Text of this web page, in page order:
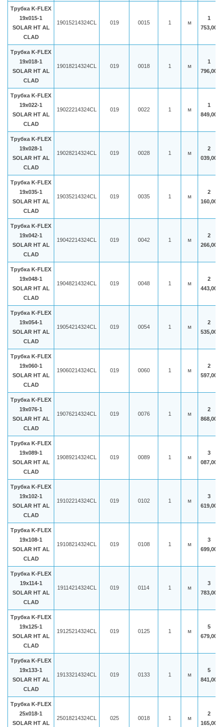
Трубка K-FLEX
19x015-1
SOLAR HT AL
CLAD
19015214324CL 019 0015 1 м
1
753,00
Трубка K-FLEX
19x018-1
SOLAR HT AL
CLAD
19018214324CL 019 0018 1 м
1
796,00
Трубка K-FLEX
19x022-1
SOLAR HT AL
CLAD
19022214324CL 019 0022 1 м
1
849,00
Трубка K-FLEX
19x028-1
SOLAR HT AL
CLAD
19028214324CL 019 0028 1 м
2
039,00
Трубка K-FLEX
19x035-1
SOLAR HT AL
CLAD
19035214324CL 019 0035 1 м
2
160,00
Трубка K-FLEX
19x042-1
SOLAR HT AL
CLAD
19042214324CL 019 0042 1 м
2
266,00
Трубка K-FLEX
19x048-1
SOLAR HT AL
CLAD
19048214324CL 019 0048 1 м
2
443,00
Трубка K-FLEX
19x054-1
SOLAR HT AL
CLAD
19054214324CL 019 0054 1 м
2
535,00
Трубка K-FLEX
19x060-1
SOLAR HT AL
CLAD
19060214324CL 019 0060 1 м
2
597,00
Трубка K-FLEX
19x076-1
SOLAR HT AL
CLAD
19076214324CL 019 0076 1 м
2
868,00
Трубка K-FLEX
19x089-1
SOLAR HT AL
CLAD
19089214324CL 019 0089 1 м
3
087,00
Трубка K-FLEX
19x102-1
SOLAR HT AL
CLAD
19102214324CL 019 0102 1 м
3
619,00
Трубка K-FLEX
19x108-1
SOLAR HT AL
CLAD
19108214324CL 019 0108 1 м
3
699,00
Трубка K-FLEX
19x114-1
SOLAR HT AL
CLAD
19114214324CL 019 0114 1 м
3
783,00
Трубка K-FLEX
19x125-1
SOLAR HT AL
CLAD
19125214324CL 019 0125 1 м
5
679,00
Трубка K-FLEX
19x133-1
SOLAR HT AL
CLAD
19133214324CL 019 0133 1 м
5
841,00
Трубка K-FLEX
25x018-1
SOLAR HT AL
25018214324CL 025 0018 1 м
2
165,00